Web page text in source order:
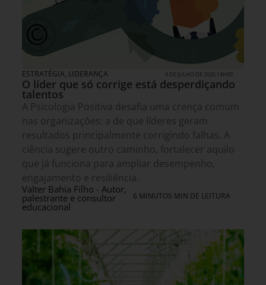
ESTRATÉGIA, LIDERANÇA 4 DE JULHO DE 2026 14H00
O líder que só corrige está desperdiçando
talentos
A Psicologia Positiva desafia uma crença comum
nas organizações: a de que líderes geram
resultados principalmente corrigindo falhas. A
ciência sugere outro caminho, fortalecer aquilo
que já funciona para ampliar desempenho,
engajamento e resiliência.
Valter Bahia Filho - Autor,
palestrante e consultor
educacional
6 MINUTOS MIN DE LEITURA